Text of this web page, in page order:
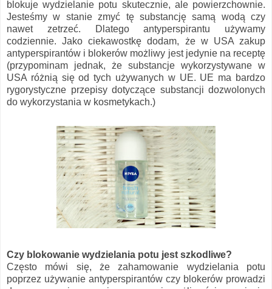
blokuje wydzielanie potu skutecznie, ale powierzchownie.
Jesteśmy w stanie zmyć tę substancję samą wodą czy
nawet zetrzeć. Dlatego antyperspirantu używamy
codziennie. Jako ciekawostkę dodam, że w USA zakup
antyperspirantów i blokerów możliwy jest jedynie na receptę
(przypominam jednak, że substancje wykorzystywane w
USA różnią się od tych używanych w UE. UE ma bardzo
rygorystyczne przepisy dotyczące substancji dozwolonych
do wykorzystania w kosmetykach.)
Czy blokowanie wydzielania potu jest szkodliwe?
Często mówi się, że zahamowanie wydzielania potu
poprzez używanie antyperspirantów czy blokerów prowadzi